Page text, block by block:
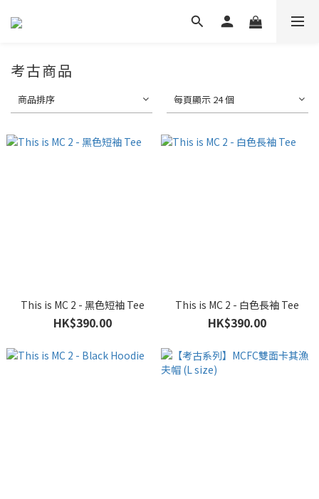
考古商品
商品排序 每頁顯示 24 個
This is MC 2 - 黑色短袖 Tee
HK$390.00
This is MC 2 - 白色長袖 Tee
HK$390.00